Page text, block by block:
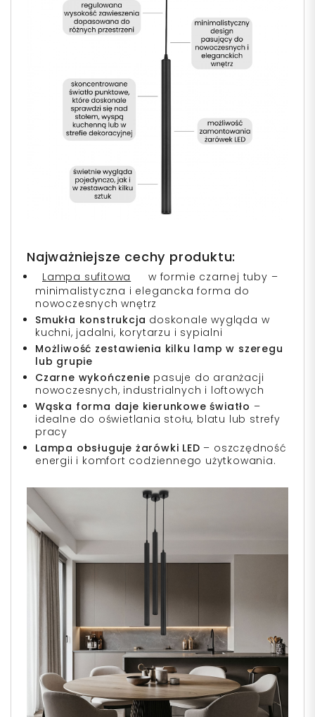
Najważniejsze cechy produktu:
Lampa sufitowa
w formie czarnej tuby –
minimalistyczna i elegancka forma do
nowoczesnych wnętrz
Smukła konstrukcja doskonale wygląda w
kuchni, jadalni, korytarzu i sypialni
Możliwość zestawienia kilku lamp w szeregu
lub grupie
Czarne wykończenie pasuje do aranżacji
nowoczesnych, industrialnych i loftowych
Wąska forma daje kierunkowe światło –
idealne do oświetlania stołu, blatu lub strefy
pracy
Lampa obsługuje żarówki LED – oszczędność
energii i komfort codziennego użytkowania.